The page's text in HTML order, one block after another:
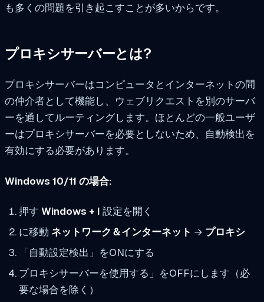
も多くの問題を引き起こすことが多いからです。
プロキシサーバーとは?
プロキシサーバーはコンピュータとインターネットの間
の仲介者として機能し、ウェブリクエストを別のサーバ
ーを通してルーティングします。ほとんどの一般ユーザ
ーはプロキシサーバーを必要としないため、自動検出を
有効にする必要があります。
Windows 10/11 の場合:
押す Windows + I 設定を開く
に移動 ネットワーク＆インターネット → プロキシ
「自動設定検出」をONにする
プロキシサーバーを使用する」をOFFにします（必
要な場合を除く）